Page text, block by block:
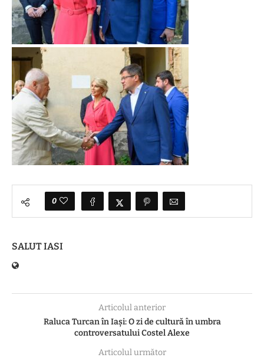
0
SALUT IASI
Articolul anterior
Raluca Turcan în Iași: O zi de cultură în umbra
controversatului Costel Alexe
Articolul următor